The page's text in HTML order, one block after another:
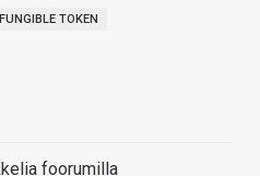
TOKEN
foorumilla